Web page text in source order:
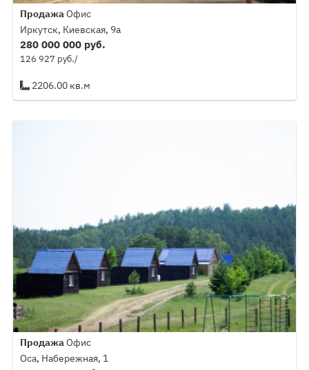
Продажа Офис
Иркутск, Киевская, 9а
280 000 000 руб.
126 927 руб./
2206.00 кв.м
ПродажаОфис
Оса, Набережная, 1